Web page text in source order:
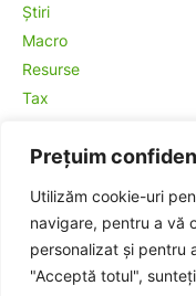
Prețuim
Utilizăm cookie-uri
navigare, pentru a vă
personalizat și pentru
"Acceptă totul",
Știri
Macro
Resurse
Tax
Contabilitate
Crypto